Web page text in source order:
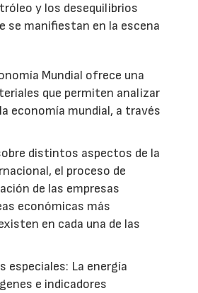
y los desequilibrios
se manifiestan en la escena
Mundial ofrece una
que permiten analizar
economía mundial, a través
distintos aspectos de la
el proceso de
de las empresas
económicas más
en cada una de las
especiales: La energía
e indicadores